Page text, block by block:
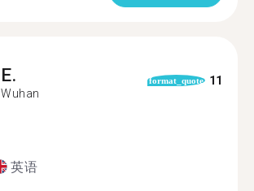
E.
Wuhan
format_quote 11
英语